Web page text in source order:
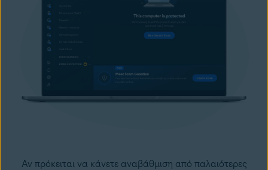
Αν πρόκειται να κάνετε αναβάθμιση από παλαιότερες